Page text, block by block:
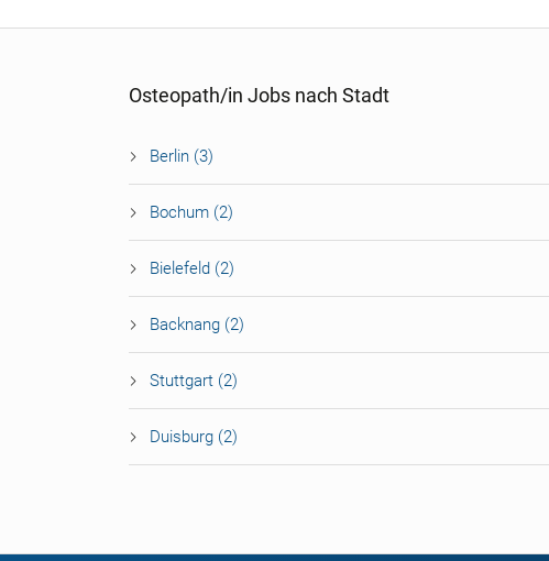
Osteopath/in Jobs nach Stadt
Berlin (3)
Bochum (2)
Bielefeld (2)
Backnang (2)
Stuttgart (2)
Duisburg (2)